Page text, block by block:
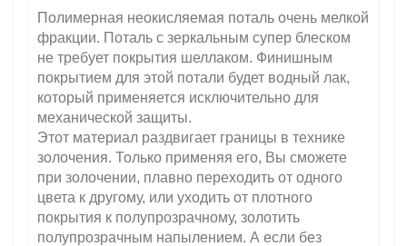
Полимерная неокисляемая поталь очень мелкой
фракции. Поталь с зеркальным супер блеском
не требует покрытия шеллаком. Финишным
покрытием для этой потали будет водный лак,
который применяется исключительно для
механической защиты.
Этот материал раздвигает границы в технике
золочения. Только применяя его, Вы сможете
при золочении, плавно переходить от одного
цвета к другому, или уходить от плотного
покрытия к полупрозрачному, золотить
полупрозрачным напылением. А если без